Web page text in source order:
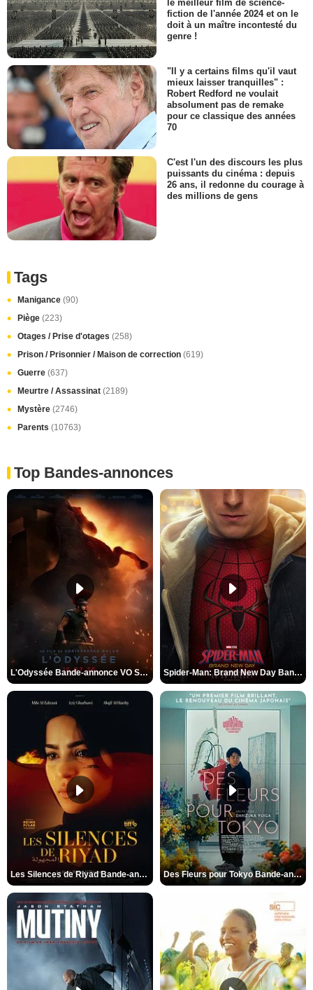
fiction de l'année 2024 et on le
doit à un maître incontesté du
genre !
"Il y a certains films qu'il vaut
mieux laisser tranquilles" :
Robert Redford ne voulait
absolument pas de remake
pour ce classique des années
70
C'est l'un des discours les plus
puissants du cinéma : depuis
26 ans, il redonne du courage à
des millions de gens
Tags
Manigance (90)
Piège (223)
Otages / Prise d'otages (258)
Prison / Prisonnier / Maison de correction (619)
Guerre (637)
Meurtre / Assassinat (2189)
Mystère (2746)
Parents (10763)
Top Bandes-annonces
L'Odyssée Bande-annonce VO STFR Spider-Man: Brand New Day Bande-annonce VO STFR
Les Silences de Riyad Bande-annonce VO STFR Des Fleurs pour Tokyo Bande-annonce VO STFR